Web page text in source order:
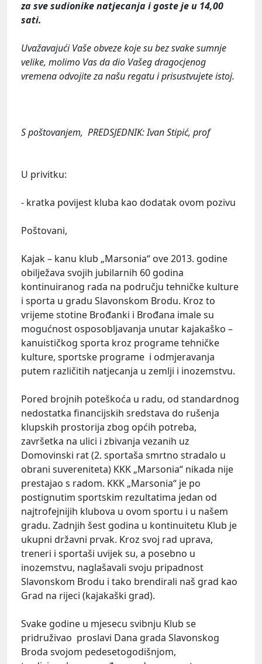
za sve sudionike natjecanja i goste je u 14,00
sati.
Uvažavajući Vaše obveze koje su bez svake sumnje
velike, molimo Vas da dio Vašeg dragocjenog
vremena odvojite za našu regatu i prisustvujete istoj.
S poštovanjem, PREDSJEDNIK: Ivan Stipić, prof
U privitku:
- kratka povijest kluba kao dodatak ovom pozivu
Poštovani,
Kajak – kanu klub „Marsonia“ ove 2013. godine
obilježava svojih jubilarnih 60 godina
kontinuiranog rada na području tehničke kulture
i sporta u gradu Slavonskom Brodu. Kroz to
vrijeme stotine Brođanki i Brođana imale su
mogućnost osposobljavanja unutar kajakaško –
kanuističkog sporta kroz programe tehničke
kulture, sportske programe i odmjeravanja
putem različitih natjecanja u zemlji i inozemstvu.
Pored brojnih poteškoća u radu, od standardnog
nedostatka financijskih sredstava do rušenja
klupskih prostorija zbog općih potreba,
završetka na ulici i zbivanja vezanih uz
Domovinski rat (2. sportaša smrtno stradalo u
obrani suvereniteta) KKK „Marsonia“ nikada nije
prestajao s radom. KKK „Marsonia“ je po
postignutim sportskim rezultatima jedan od
najtrofejnijih klubova u ovom sportu i u našem
gradu. Zadnjih šest godina u kontinuitetu Klub je
ukupni državni prvak. Kroz svoj rad uprava,
treneri i sportaši uvijek su, a posebno u
inozemstvu, naglašavali svoju pripadnost
Slavonskom Brodu i tako brendirali naš grad kao
Grad na rijeci (kajakaški grad).
Svake godine u mjesecu svibnju Klub se
pridruživao proslavi Dana grada Slavonskog
Broda svojom pedesetogodišnjom,